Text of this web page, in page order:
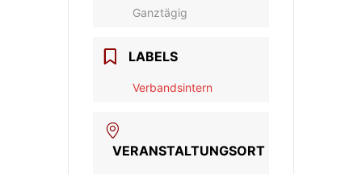
Ganztägig
LABELS
Verbandsintern
VERANSTALTUNGSORT